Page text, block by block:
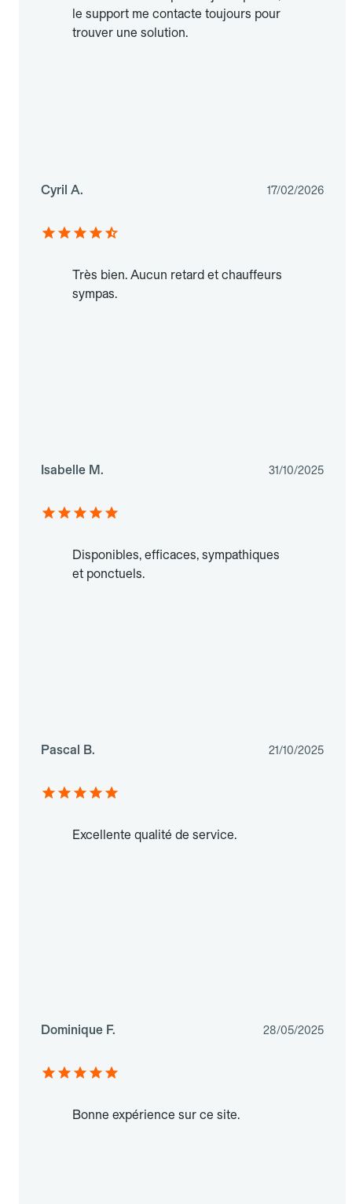
le support me contacte toujours pour
trouver une solution.
Cyril A. 17/02/2026
Très bien. Aucun retard et chauffeurs
sympas.
Isabelle M. 31/10/2025
Disponibles, efficaces, sympathiques
et ponctuels.
Pascal B. 21/10/2025
Excellente qualité de service.
Dominique F. 28/05/2025
Bonne expérience sur ce site.